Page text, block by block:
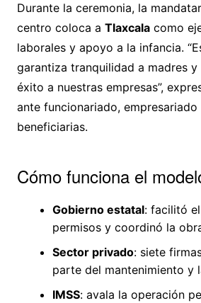
Durante la ceremonia, la
centro coloca a Tlaxcalacomo
laborales y apoyo a la infancia.
garantiza tranquilidad a madres y
éxito a nuestras empresas”,
ante funcionariado,
beneficiarias.
Cómo funciona el
Gobierno estatal: facilitó
permisos y coordinó la
Sector privado: siete
parte del mantenimiento y
IMSS: avala la operación